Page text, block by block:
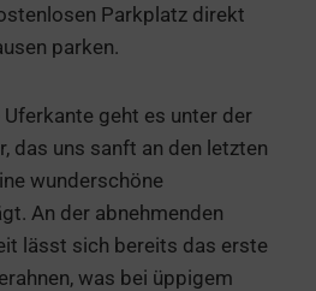
Parkplatz direkt
parken.
geht es unter der
das uns sanft an den letzten
wunderschöne
An der abnehmenden
lässt sich bereits das erste
was bei üppigem